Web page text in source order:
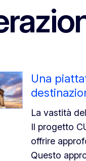
Una
La vastità
Il progetto
offrire
Questo